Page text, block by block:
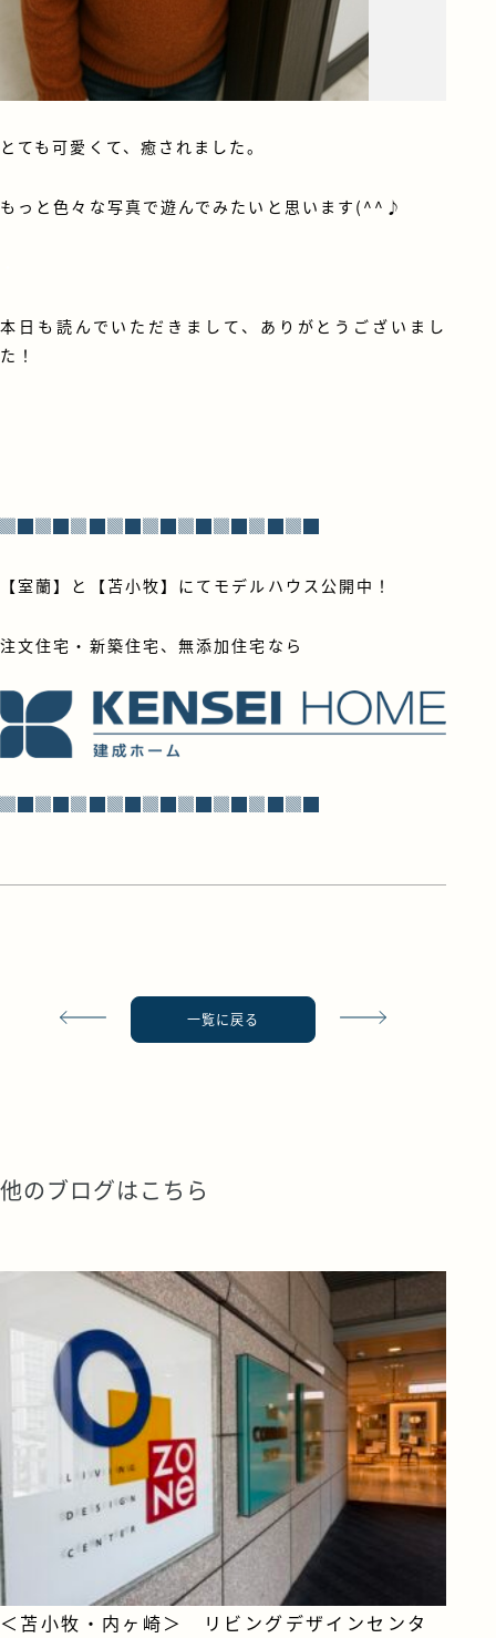
とても可愛くて、癒されました。
もっと色々な写真で遊んでみたいと思います(^^♪
本日も読んでいただきまして、ありがとうございまし
た！
▓█▓█▓█▓█▓█▓█▓█▓█▓█
【室蘭】と【苫小牧】にてモデルハウス公開中！
注文住宅・新築住宅、無添加住宅なら
▓█▓█▓█▓█▓█▓█▓█▓█▓█
一覧に戻る
他のブログはこちら
＜苫小牧・内ヶ崎＞ リビングデザインセンタ